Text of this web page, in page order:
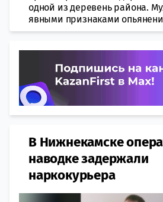
одной из деревень района.
явными признаками
В Нижнекамске
наводке задержали
наркокурьера